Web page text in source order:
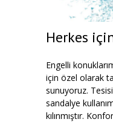
Herkes
Engelli
için özel olarak
sunuyoruz.
sandalye
kılınmıştır.